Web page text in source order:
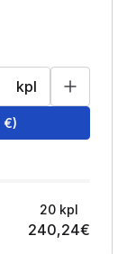
kpl
€)
20 kpl
240,24€